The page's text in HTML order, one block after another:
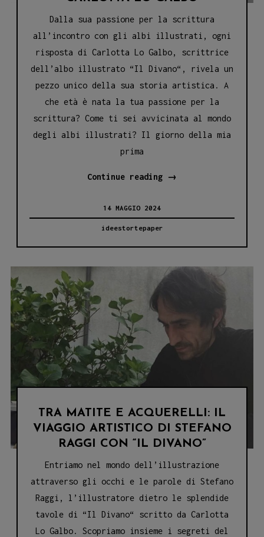
Dalla sua passione per la scrittura
all’incontro con gli albi illustrati, ogni
risposta di Carlotta Lo Galbo, scrittrice
dell’albo illustrato “Il Divano“, rivela un
pezzo unico della sua storia artistica. A
che età è nata la tua passione per la
scrittura? Come ti sei avvicinata al mondo
degli albi illustrati? Il giorno della mia
prima
Continue reading Dietro
Un’intervista
Lo
Galbo
→
14 MAGGIO 2024
ideestortepaper
TRA MATITE E ACQUERELLI: IL
VIAGGIO ARTISTICO DI STEFANO
RAGGI CON “IL DIVANO”
Entriamo nel mondo dell’illustrazione
attraverso gli occhi e le parole di Stefano
Raggi, l’illustratore dietro le splendide
tavole di “Il Divano“ scritto da Carlotta
Lo Galbo. Scopriamo insieme i segreti del